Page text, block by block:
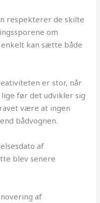
respekterer de skilte
om
kan sætte både
er stor, når
før det udvikler sig
være at ingen
bådvognen.
af
blev senere
af